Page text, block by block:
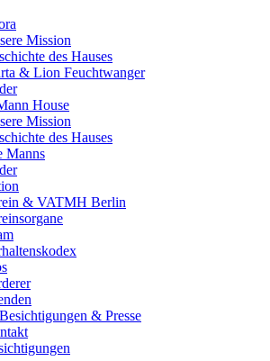
Mission
des Hauses
& Lion Feuchtwanger
House
Mission
des Hauses
Manns
& VATMH Berlin
& Presse